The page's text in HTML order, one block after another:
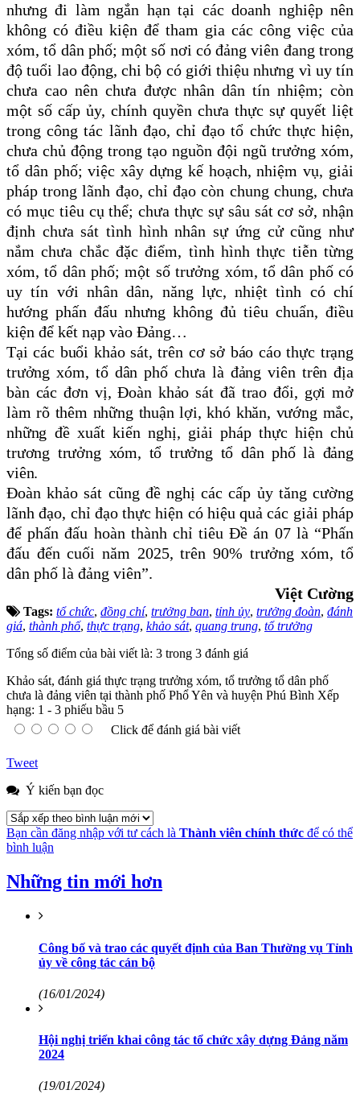
nhưng đi làm ngắn hạn tại các doanh nghiệp nên
không có điều kiện để tham gia các công việc của
xóm, tổ dân phố; một số nơi có đảng viên đang trong
độ tuổi lao động, chi bộ có giới thiệu nhưng vì uy tín
chưa cao nên chưa được nhân dân tín nhiệm; còn
một số cấp ủy, chính quyền chưa thực sự quyết liệt
trong công tác lãnh đạo, chỉ đạo tổ chức thực hiện,
chưa chủ động trong tạo nguồn đội ngũ trưởng xóm,
tổ dân phố; việc xây dựng kế hoạch, nhiệm vụ, giải
pháp trong lãnh đạo, chỉ đạo còn chung chung, chưa
có mục tiêu cụ thể; chưa thực sự sâu sát cơ sở, nhận
định chưa sát tình hình nhân sự ứng cử cũng như
nắm chưa chắc đặc điểm, tình hình thực tiễn từng
xóm, tổ dân phố; một số trưởng xóm, tổ dân phố có
uy tín với nhân dân, năng lực, nhiệt tình có chí
hướng phấn đấu nhưng không đủ tiêu chuẩn, điều
kiện để kết nạp vào Đảng…
Tại các buổi khảo sát, trên cơ sở báo cáo thực trạng
trưởng xóm, tổ dân phố chưa là đảng viên trên địa
bàn các đơn vị, Đoàn khảo sát đã trao đổi, gợi mở
làm rõ thêm những thuận lợi, khó khăn, vướng mắc,
những đề xuất kiến nghị, giải pháp thực hiện chủ
trương trưởng xóm, tổ trưởng tổ dân phố là đảng
viên.
Đoàn khảo sát cũng đề nghị các cấp ủy tăng cường
lãnh đạo, chỉ đạo thực hiện có hiệu quả các giải pháp
để phấn đấu hoàn thành chỉ tiêu Đề án 07 là “Phấn
đấu đến cuối năm 2025, trên 90% trưởng xóm, tổ
dân phố là đảng viên”.
Việt Cường
Tags: tổ chức, đồng chí, trưởng ban, tỉnh ủy, trưởng đoàn, đánh
giá, thành phố, thực trạng, khảo sát, quang trung, tổ trưởng
Tổng số điểm của bài viết là: 3 trong 3 đánh giá
Khảo sát, đánh giá thực trạng trưởng xóm, tổ trưởng tổ dân phố
chưa là đảng viên tại thành phố Phổ Yên và huyện Phú Bình Xếp
hạng: 1 - 3 phiếu bầu 5
Click để đánh giá bài viết
Tweet
Ý kiến bạn đọc
Bạn cần đăng nhập với tư cách là Thành viên chính thức để có thể
bình luận
Những tin mới hơn
Công bố và trao các quyết định của Ban Thường vụ Tỉnh
ủy về công tác cán bộ
(16/01/2024)
Hội nghị triển khai công tác tổ chức xây dựng Đảng năm
2024
(19/01/2024)